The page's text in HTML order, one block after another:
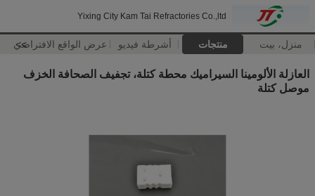
Yixing City Kam Tai Refractories Co.,ltd
منزل، بيت منتجات أشرطة فيديو عرض الواقع الافتراضي
>>
العازلة الألومينا السيراميك محطة كتلة، تجفيف الصحافة الخزف
موصل كتلة